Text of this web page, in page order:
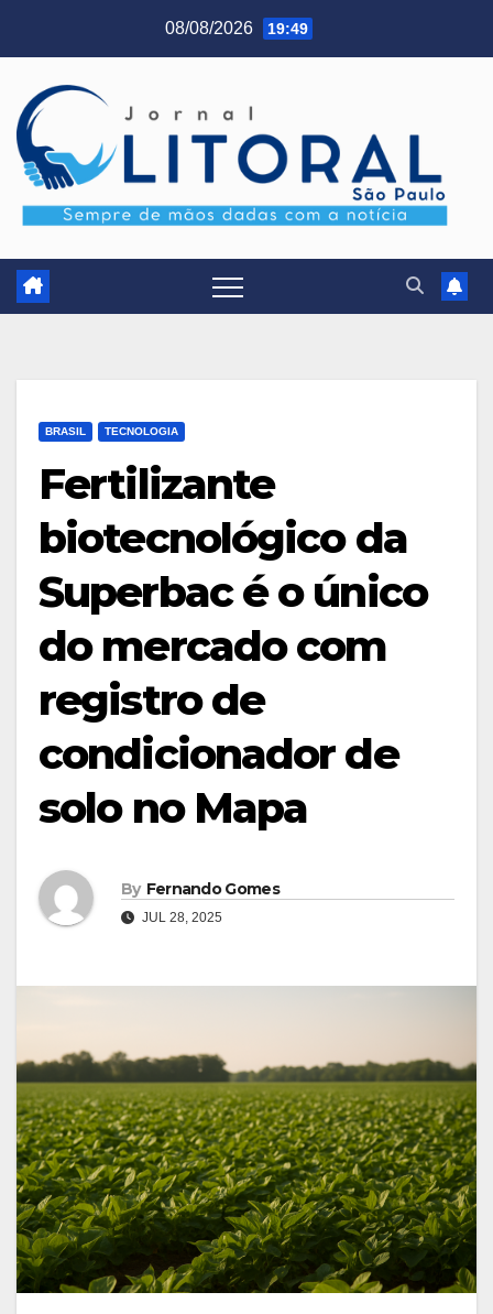
08/08/2026 19:49
BRASIL TECNOLOGIA
Fertilizante
biotecnológico da
Superbac é o único
do mercado com
registro de
condicionador de
solo no Mapa
By Fernando Gomes
JUL 28, 2025